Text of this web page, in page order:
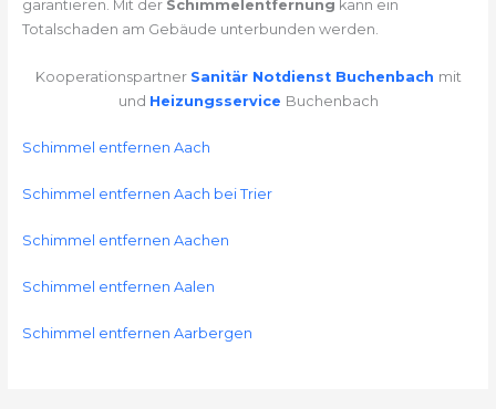
garantieren. Mit der Schimmelentfernung kann ein
Totalschaden am Gebäude unterbunden werden.
Kooperationspartner Sanitär Notdienst Buchenbach mit
und Heizungsservice Buchenbach
Schimmel entfernen Aach
Schimmel entfernen Aach bei Trier
Schimmel entfernen Aachen
Schimmel entfernen Aalen
Schimmel entfernen Aarbergen